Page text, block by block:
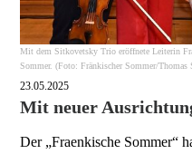
Mit dem Sitkovetsky Trio eröffnete Leiterin
Sommer. (Foto: Fränkischer Sommer/Thomas
23.05.2025
Mit neuer
Der „Fraenkische Sommer“